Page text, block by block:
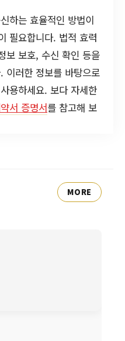
하는 효율적인 방법이
필요합니다. 법적 효력
보 보호, 수신 확인 등을
이러한 정보를 바탕으로
용하세요. 보다 자세한
서 증명서를 참고해 보
MORE